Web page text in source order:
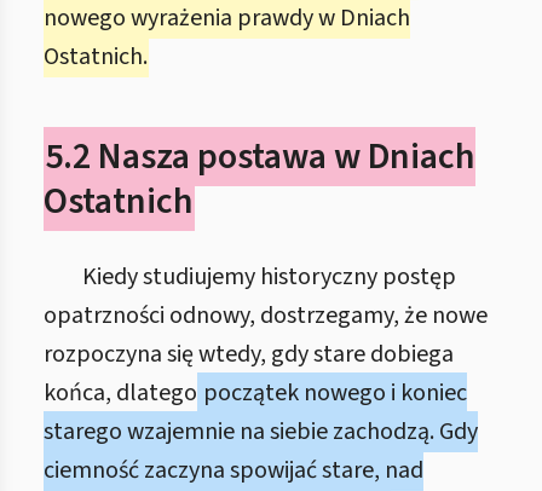
nowego wyrażenia prawdy w Dniach
Ostatnich.
5.2 Nasza postawa w Dniach
Ostatnich
Kiedy studiujemy historyczny postęp
opatrzności odnowy, dostrzegamy, że nowe
rozpoczyna się wtedy, gdy stare dobiega
końca, dlatego początek nowego i koniec
starego wzajemnie na siebie zachodzą. Gdy
ciemność zaczyna spowijać stare, nad